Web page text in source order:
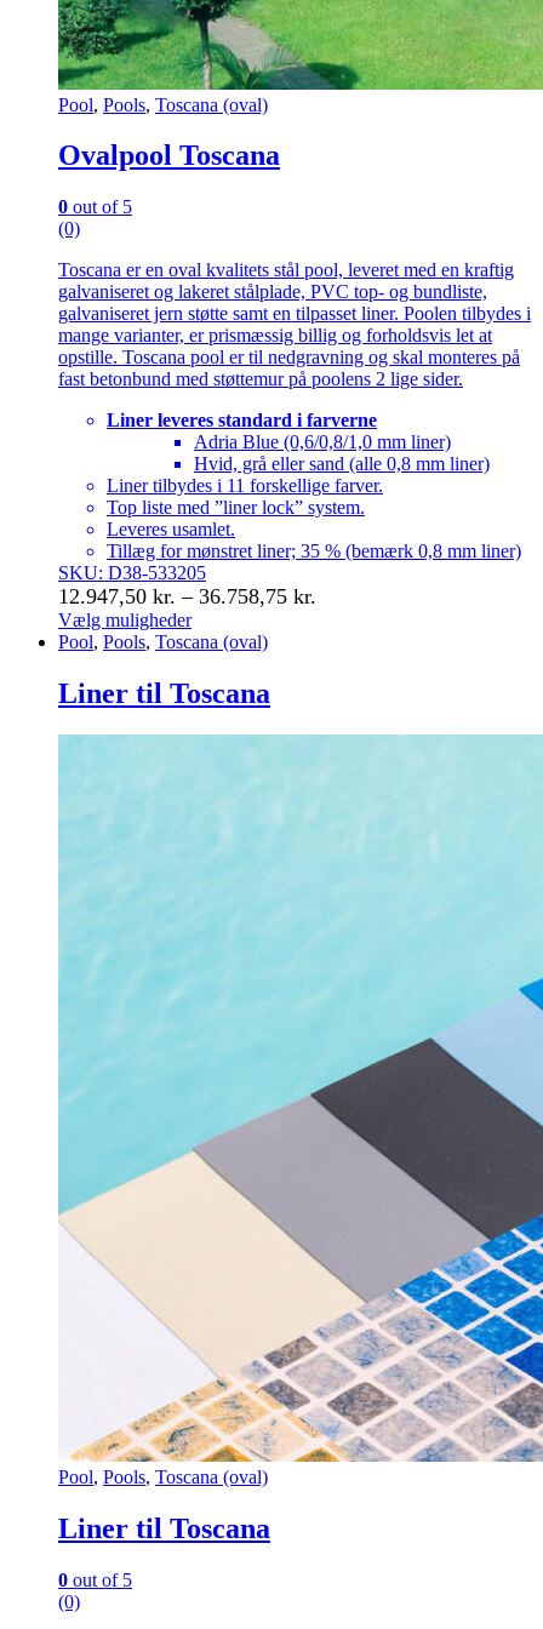
Pool, Pools, Toscana (oval)
Ovalpool Toscana
0 out of 5
(0)
Toscana er en oval kvalitets stål pool, leveret med en kraftig
galvaniseret og lakeret stålplade, PVC top- og bundliste,
galvaniseret jern støtte samt en tilpasset liner. Poolen tilbydes i
mange varianter, er prismæssig billig og forholdsvis let at
opstille. Toscana pool er til nedgravning og skal monteres på
fast betonbund med støttemur på poolens 2 lige sider.
Liner leveres standard i farverne
Adria Blue (0,6/0,8/1,0 mm liner)
Hvid, grå eller sand (alle 0,8 mm liner)
Liner tilbydes i 11 forskellige farver.
Top liste med ”liner lock” system.
Leveres usamlet.
Tillæg for mønstret liner; 35 % (bemærk 0,8 mm liner)
SKU: D38-533205
12.947,50 kr. – 36.758,75 kr.
Vælg muligheder
Dette
har
flere
Pool, Pools, Toscana (oval)
Liner til Toscana
Pool, Pools, Toscana (oval)
Liner til Toscana
0 out of 5
(0)